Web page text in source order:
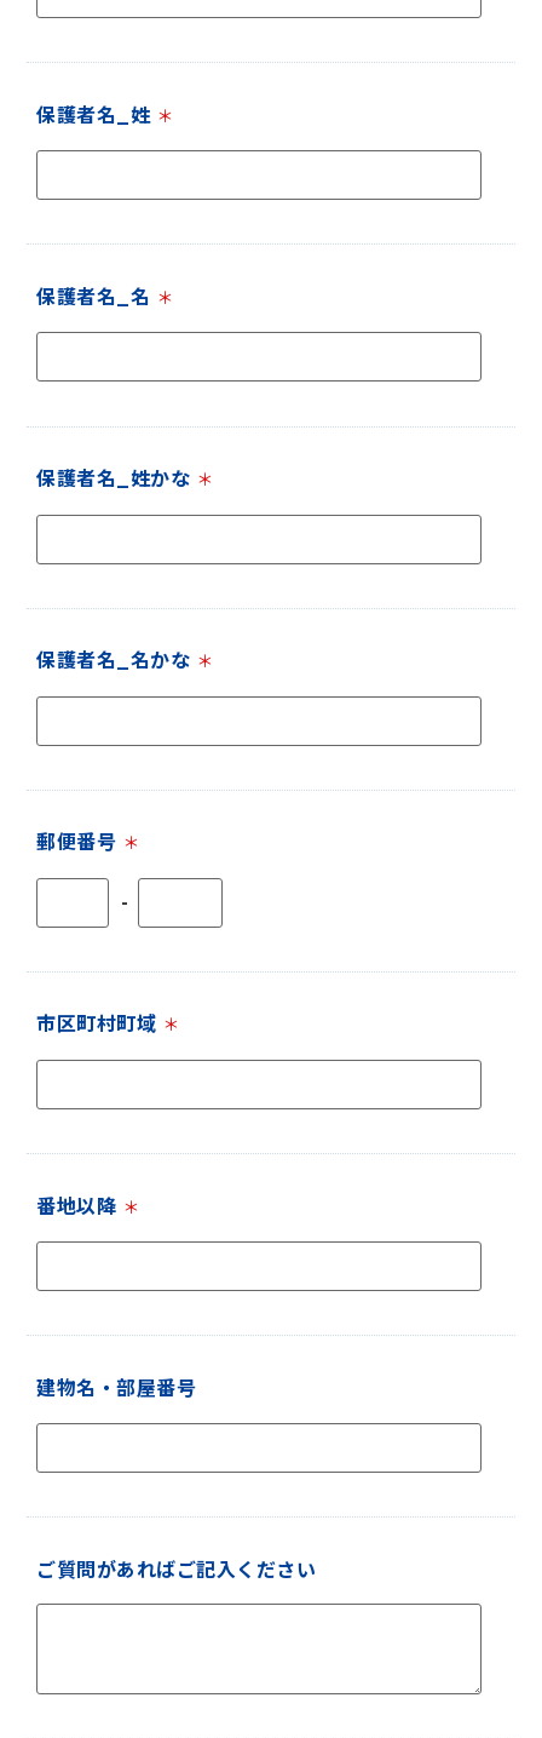
保護者名_姓 ＊
保護者名_名 ＊
保護者名_姓かな ＊
保護者名_名かな ＊
郵便番号 ＊
-
市区町村町域 ＊
番地以降 ＊
建物名・部屋番号
ご質問があればご記入ください